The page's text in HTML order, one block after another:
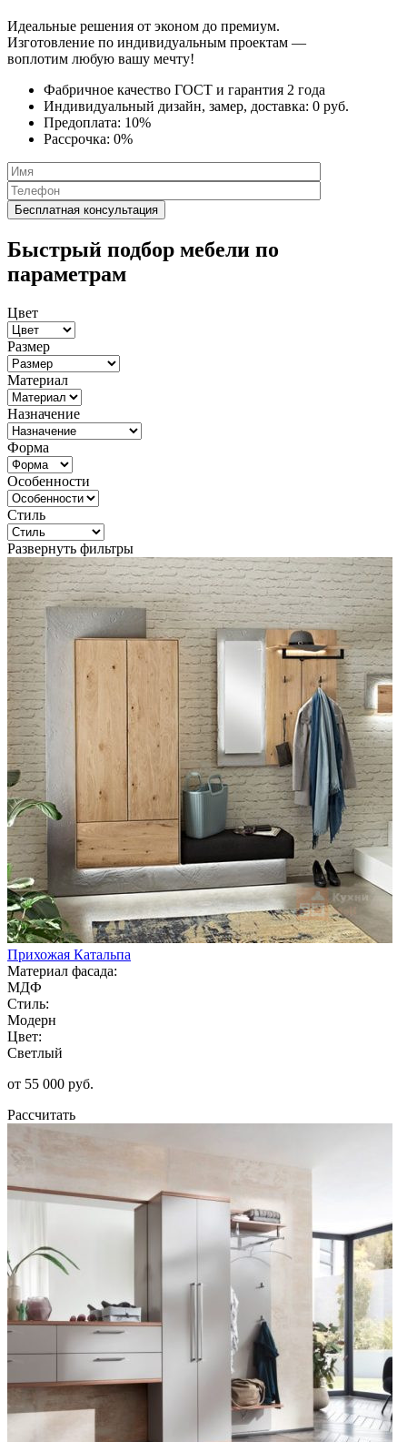
Идеальные решения от эконом до премиум.
Изготовление по индивидуальным проектам —
воплотим любую вашу мечту!
Фабричное качество ГОСТ и гарантия 2 года
Индивидуальный дизайн, замер, доставка: 0 руб.
Предоплата: 10%
Рассрочка: 0%
Быстрый подбор мебели по
параметрам
Цвет
Размер
Материал
Назначение
Форма
Особенности
Стиль
Развернуть фильтры
Прихожая Катальпа
Материал фасада:
МДФ
Стиль:
Модерн
Цвет:
Светлый
от 55 000 руб.
Рассчитать